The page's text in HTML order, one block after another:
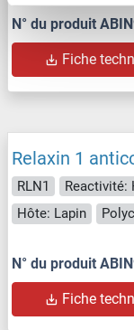
N° du produit
Fiche
Relaxin 1
RLN1 Reactivité:
Hôte: Lapin
N° du produit
Fiche